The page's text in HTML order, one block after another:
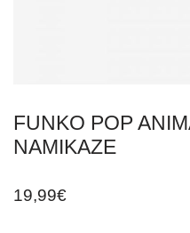
FUNKO POP
NAMIKAZE
19,99€